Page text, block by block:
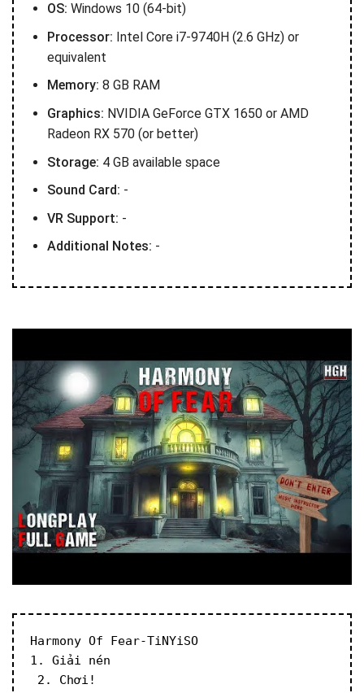
OS: Windows 10 (64-bit)
Processor: Intel Core i7-9740H (2.6 GHz) or
equivalent
Memory: 8 GB RAM
Graphics: NVIDIA GeForce GTX 1650 or AMD
Radeon RX 570 (or better)
Storage: 4 GB available space
Sound Card: -
VR Support: -
Additional Notes: -
Harmony Of Fear-TiNYiSO
1. Giải nén
2. Chơi!